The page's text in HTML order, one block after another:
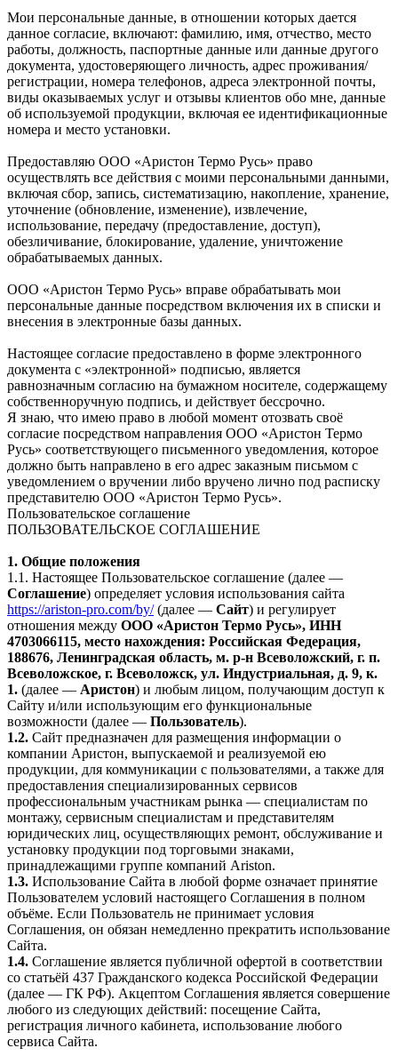
Мои персональные данные, в отношении которых дается
данное согласие, включают: фамилию, имя, отчество, место
работы, должность, паспортные данные или данные другого
документа, удостоверяющего личность, адрес проживания/
регистрации, номера телефонов, адреса электронной почты,
виды оказываемых услуг и отзывы клиентов обо мне, данные
об используемой продукции, включая ее идентификационные
номера и место установки.
Предоставляю ООО «Аристон Термо Русь» право
осуществлять все действия с моими персональными данными,
включая сбор, запись, систематизацию, накопление, хранение,
уточнение (обновление, изменение), извлечение,
использование, передачу (предоставление, доступ),
обезличивание, блокирование, удаление, уничтожение
обрабатываемых данных.
ООО «Аристон Термо Русь» вправе обрабатывать мои
персональные данные посредством включения их в списки и
внесения в электронные базы данных.
Настоящее согласие предоставлено в форме электронного
документа с «электронной» подписью, является
равнозначным согласию на бумажном носителе, содержащему
собственноручную подпись, и действует бессрочно.
Я знаю, что имею право в любой момент отозвать своё
согласие посредством направления ООО «Аристон Термо
Русь» соответствующего письменного уведомления, которое
должно быть направлено в его адрес заказным письмом с
уведомлением о вручении либо вручено лично под расписку
представителю ООО «Аристон Термо Русь».
Пользовательское соглашение
ПОЛЬЗОВАТЕЛЬСКОЕ СОГЛАШЕНИЕ
1. Общие положения
1.1. Настоящее Пользовательское соглашение (далее —
Соглашение) определяет условия использования сайта
https://ariston-pro.com/by/(далее — Сайт) и регулирует
отношения между ООО «Аристон Термо Русь», ИНН
4703066115, место нахождения: Российская Федерация,
188676, Ленинградская область, м. р-н Всеволожский, г. п.
Всеволожское, г. Всеволожск, ул. Индустриальная, д. 9, к.
1. (далее — Аристон) и любым лицом, получающим доступ к
Сайту и/или использующим его функциональные
возможности (далее — Пользователь).
1.2. Сайт предназначен для размещения информации о
компании Аристон, выпускаемой и реализуемой ею
продукции, для коммуникации с пользователями, а также для
предоставления специализированных сервисов
профессиональным участникам рынка — специалистам по
монтажу, сервисным специалистам и представителям
юридических лиц, осуществляющих ремонт, обслуживание и
установку продукции под торговыми знаками,
принадлежащими группе компаний Ariston.
1.3. Использование Сайта в любой форме означает принятие
Пользователем условий настоящего Соглашения в полном
объёме. Если Пользователь не принимает условия
Соглашения, он обязан немедленно прекратить использование
Сайта.
1.4. Соглашение является публичной офертой в соответствии
со статьёй 437 Гражданского кодекса Российской Федерации
(далее — ГК РФ). Акцептом Соглашения является совершение
любого из следующих действий: посещение Сайта,
регистрация личного кабинета, использование любого
сервиса Сайта.